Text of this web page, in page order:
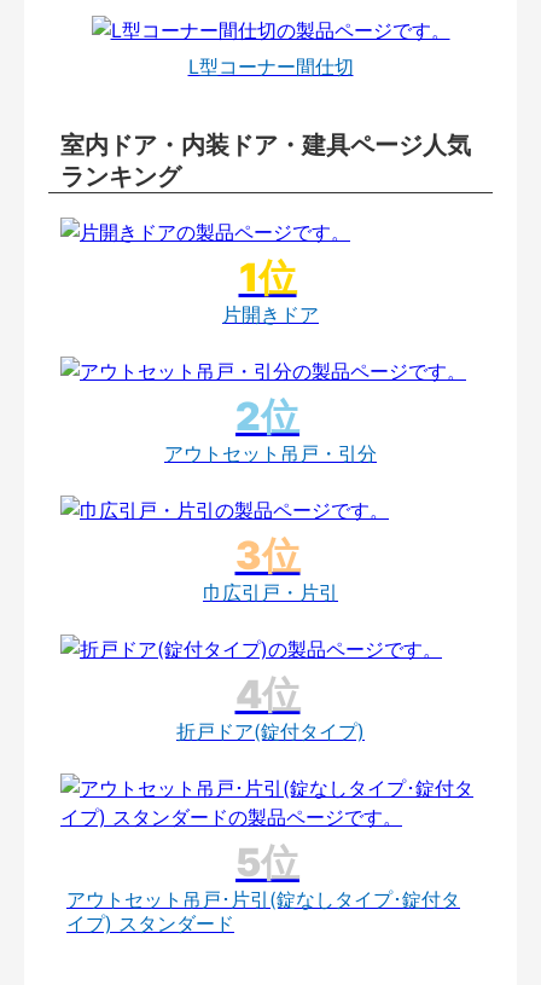
L型コーナー間仕切
室内ドア・内装ドア・建具ページ人気
ランキング
片開きドア
アウトセット吊戸・引分
巾広引戸・片引
折戸ドア(錠付タイプ)
アウトセット吊戸･片引(錠なしタイプ･錠付タ
イプ) スタンダード